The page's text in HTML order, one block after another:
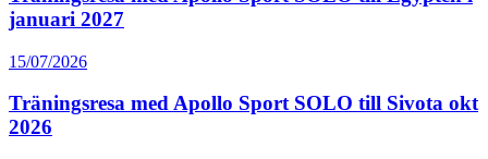
januari 2027
15/07/2026
Träningsresa med Apollo Sport SOLO till Sivota okt
2026